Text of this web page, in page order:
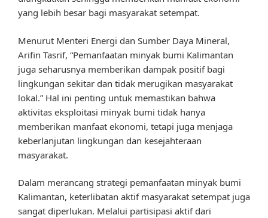
yang lebih besar bagi masyarakat setempat.
Menurut Menteri Energi dan Sumber Daya Mineral,
Arifin Tasrif, “Pemanfaatan minyak bumi Kalimantan
juga seharusnya memberikan dampak positif bagi
lingkungan sekitar dan tidak merugikan masyarakat
lokal.” Hal ini penting untuk memastikan bahwa
aktivitas eksploitasi minyak bumi tidak hanya
memberikan manfaat ekonomi, tetapi juga menjaga
keberlanjutan lingkungan dan kesejahteraan
masyarakat.
Dalam merancang strategi pemanfaatan minyak bumi
Kalimantan, keterlibatan aktif masyarakat setempat juga
sangat diperlukan. Melalui partisipasi aktif dari